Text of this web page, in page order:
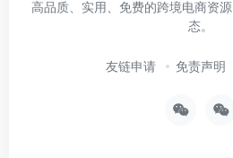
高品质、实用、免费的跨境电商资
态。
友链申请 免责声明